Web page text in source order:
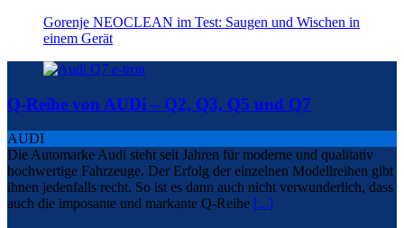
Gorenje NEOCLEAN im Test: Saugen und Wischen in
einem Gerät
Q-Reihe von AUDi – Q2, Q3, Q5 und Q7
AUDI
Die Automarke Audi steht seit Jahren für moderne und qualitativ
hochwertige Fahrzeuge. Der Erfolg der einzelnen Modellreihen gibt
ihnen jedenfalls recht. So ist es dann auch nicht verwunderlich, dass
auch die imposante und markante Q-Reihe [...]